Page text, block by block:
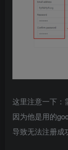
这里注意一下：
因为他是用的
导致无法注册成